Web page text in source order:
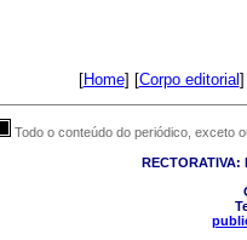
[Home] [Corpo editorial]
Todo o conteúdo do periódico, exceto